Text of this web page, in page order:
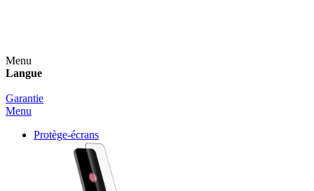
Menu
Langue
Garantie
Menu
Protège-écrans